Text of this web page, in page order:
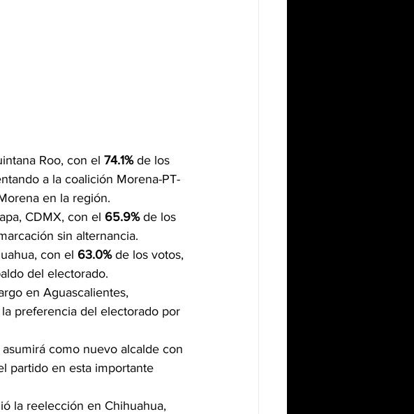
Roo, con el 74.1% de los
a la coalición Morena-PT-
en la región.
CDMX, con el 65.9% de los
sin alternancia.
con el 63.0% de los votos,
del electorado.
en Aguascalientes,
preferencia del electorado por
como nuevo alcalde con
partido en esta importante
la reelección en Chihuahua,